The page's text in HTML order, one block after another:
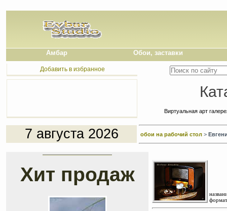
Амбар Обои, заставки
Добавить в избранное
Виртуальная арт
7 августа 2026 обои на рабочий стол >
Хит продаж